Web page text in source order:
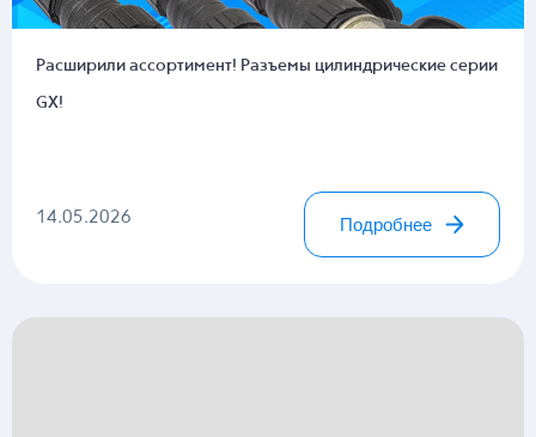
Расширили ассортимент! Разъемы цилиндрические серии
GX!
14.05.2026 Подробнее